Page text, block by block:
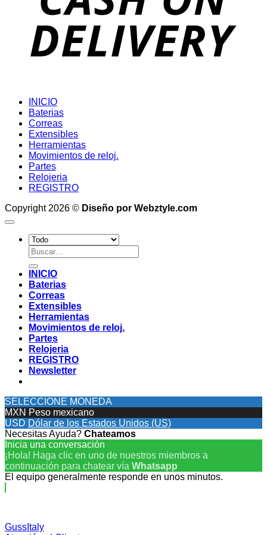
INICIO
Baterias
Correas
Extensibles
Herramientas
Movimientos de reloj.
Partes
Relojeria
REGISTRO
Copyright 2026 © Diseño por Webztyle.com
Buscar
por:
INICIO
Baterias
Correas
Extensibles
Herramientas
Movimientos de reloj.
Partes
Relojeria
REGISTRO
Newsletter
SELECCIONE MONEDA
MXN Peso mexicano
USD Dólar de los Estados Unidos (US)
Necesitas Ayuda? Chateamos
Inicia una conversación
¡Hola! Haga clic en uno de nuestros miembros a
continuación para chatear vía Whatsapp
El equipo generalmente responde en unos minutos.
GussItaly